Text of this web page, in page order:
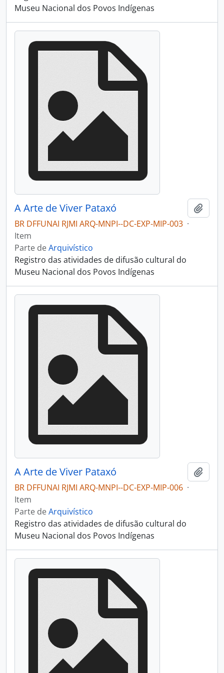
Museu Nacional dos Povos Indígenas
A Arte de Viver Pataxó
BR DFFUNAI RJMI ARQ-MNPI--DC-EXP-MIP-003 ·
Item
Parte deArquivístico
Registro das atividades de difusão cultural do
Museu Nacional dos Povos Indígenas
A Arte de Viver Pataxó
BR DFFUNAI RJMI ARQ-MNPI--DC-EXP-MIP-006 ·
Item
Parte deArquivístico
Registro das atividades de difusão cultural do
Museu Nacional dos Povos Indígenas